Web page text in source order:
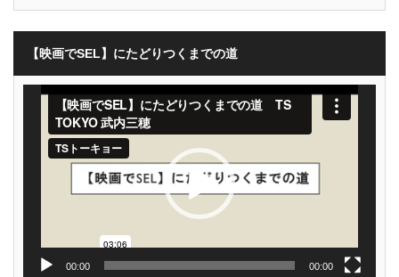
【映画でSEL】にたどりつくまでの道
00:00 00:00